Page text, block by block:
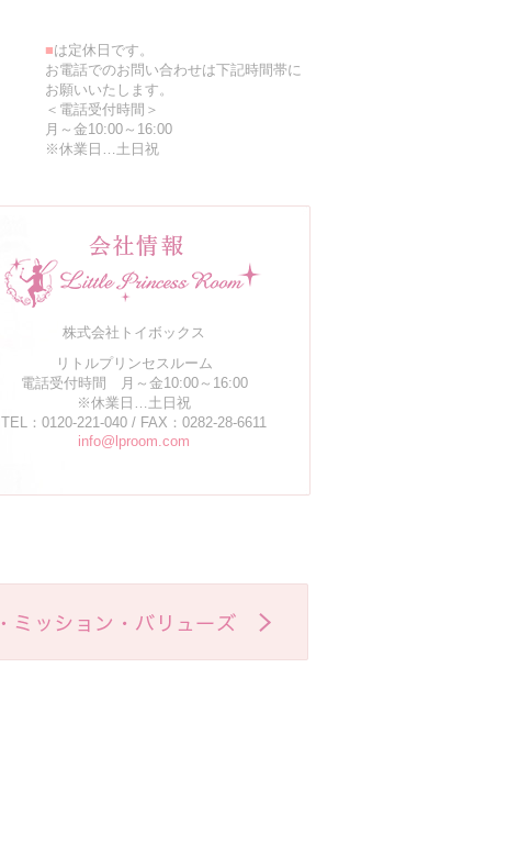
■は定休日です。
お電話でのお問い合わせは下記時間帯に
お願いいたします。
＜電話受付時間＞
月～金10:00～16:00
※休業日…土日祝
株式会社トイボックス
リトルプリンセスルーム
電話受付時間 月～金10:00～16:00
※休業日…土日祝
TEL：0120-221-040 / FAX：0282-28-6611
info@lproom.com